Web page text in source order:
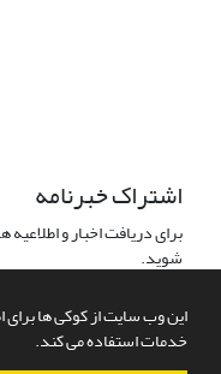
این وب سایت از کوکی ها برای
خدمات استفاده می کند.
اشتراک خبرنامه
برای دریافت اخبار و
شوید.